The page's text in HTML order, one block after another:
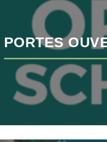
PORTES